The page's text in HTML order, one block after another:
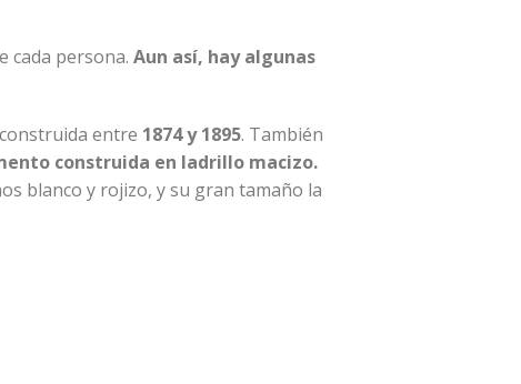
cada persona. Aun así, hay algunas
entre 1874 y 1895. También
construida en ladrillo macizo.
blanco y rojizo, y su gran tamaño la